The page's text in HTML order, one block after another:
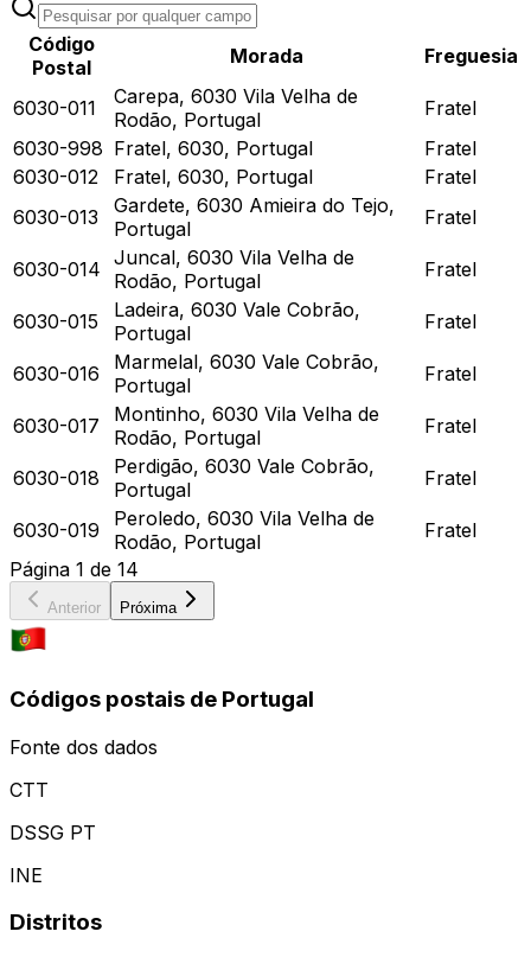
Código
Postal
Morada Freguesia
6030-011
Carepa, 6030 Vila Velha de
Rodão, Portugal
Fratel
6030-998 Fratel, 6030, Portugal
Fratel
6030-012
Fratel, 6030, Portugal
Fratel
6030-013
Gardete, 6030 Amieira do Tejo,
Portugal
Fratel
6030-014 Juncal, 6030 Vila Velha de
Rodão, Portugal
Fratel
6030-015
Ladeira, 6030 Vale Cobrão,
Portugal
Fratel
6030-016
Marmelal, 6030 Vale Cobrão,
Portugal
Fratel
6030-017
Montinho, 6030 Vila Velha de
Rodão, Portugal
Fratel
6030-018
Perdigão, 6030 Vale Cobrão,
Portugal
Fratel
6030-019
Peroledo, 6030 Vila Velha de
Rodão, Portugal
Fratel
Página 1 de 14
Anterior Próxima
Códigos postais de Portugal
Fonte dos dados
CTT
DSSG PT
INE
Distritos